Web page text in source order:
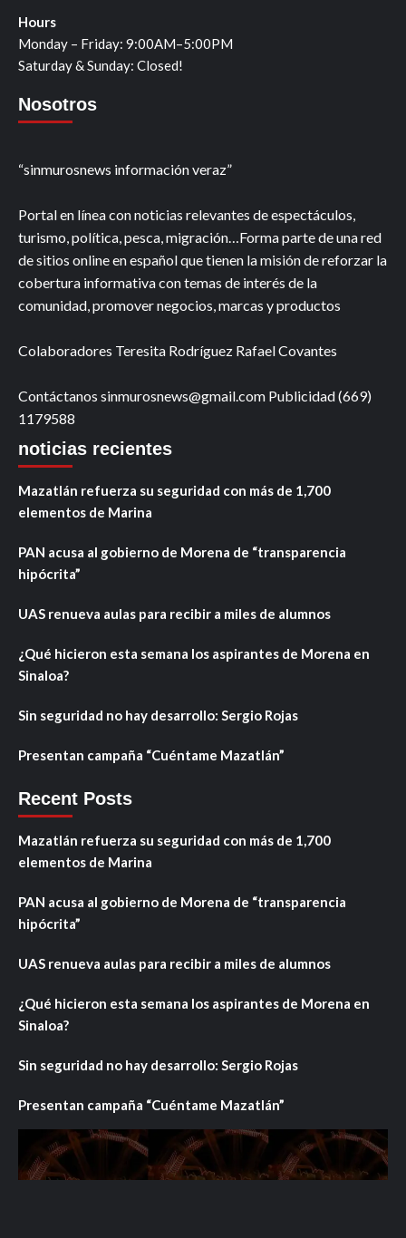
Hours
Monday – Friday: 9:00AM–5:00PM
Saturday & Sunday: Closed!
Nosotros
“sinmurosnews información veraz”
Portal en línea con noticias relevantes de espectáculos,
turismo, política, pesca, migración…Forma parte de una red
de sitios online en español que tienen la misión de reforzar la
cobertura informativa con temas de interés de la
comunidad, promover negocios, marcas y productos
Colaboradores Teresita Rodríguez Rafael Covantes
Contáctanos sinmurosnews@gmail.com Publicidad (669)
1179588
noticias recientes
Mazatlán refuerza su seguridad con más de 1,700
elementos de Marina
PAN acusa al gobierno de Morena de “transparencia
hipócrita”
UAS renueva aulas para recibir a miles de alumnos
¿Qué hicieron esta semana los aspirantes de Morena en
Sinaloa?
Sin seguridad no hay desarrollo: Sergio Rojas
Presentan campaña “Cuéntame Mazatlán”
Recent Posts
Mazatlán refuerza su seguridad con más de 1,700
elementos de Marina
PAN acusa al gobierno de Morena de “transparencia
hipócrita”
UAS renueva aulas para recibir a miles de alumnos
¿Qué hicieron esta semana los aspirantes de Morena en
Sinaloa?
Sin seguridad no hay desarrollo: Sergio Rojas
Presentan campaña “Cuéntame Mazatlán”